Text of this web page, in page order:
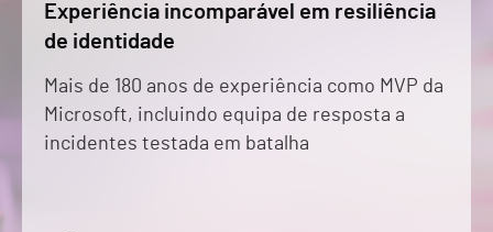
Experiência incomparável em resiliência
de identidade
Mais de 180 anos de experiência como MVP da
Microsoft, incluindo equipa de resposta a
incidentes testada em batalha